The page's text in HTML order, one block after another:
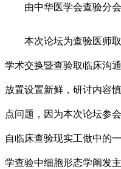
由中华医学会查验分会
本次论坛为查验医师取
学术交换暨查验取临床沟
放置设置新鲜，研讨内容
点问题，因为本次论坛参
自临床查验现实工做中的
学查验中细胞形态学阐发